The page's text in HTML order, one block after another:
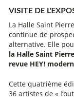
VISITE DE
La Halle Saint
continue de
alternative. Elle
la Halle Saint
revue HEY!
Cette quatrième
36 artistes de «